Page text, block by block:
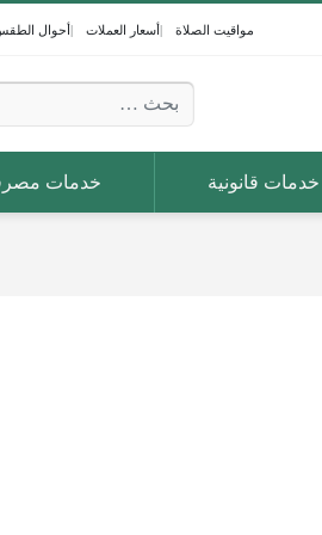
مواقيت الصلاة أسعار العملات أحوال
البحث عن:
خدمات قانونية خدمات